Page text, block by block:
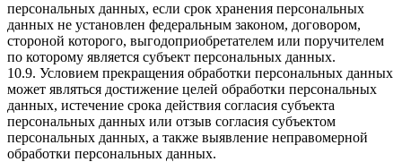
персональных данных, если срок хранения персональных
данных не установлен федеральным законом, договором,
стороной которого, выгодоприобретателем или поручителем
по которому является субъект персональных данных.
10.9. Условием прекращения обработки персональных данных
может являться достижение целей обработки персональных
данных, истечение срока действия согласия субъекта
персональных данных или отзыв согласия субъектом
персональных данных, а также выявление неправомерной
обработки персональных данных.